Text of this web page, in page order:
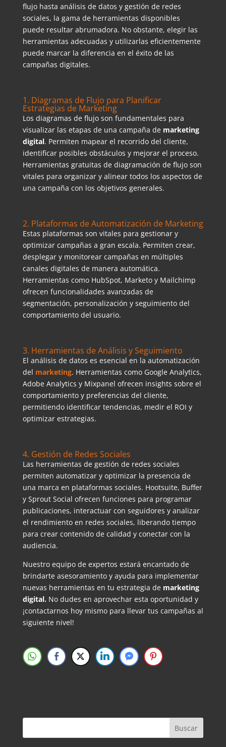
flujo hasta análisis de datos y gestión de redes
sociales, la gama de herramientas disponibles
puede resultar abrumadora. No obstante, elegir las
herramientas adecuadas y utilizarlas eficientemente
puede marcar la diferencia en el éxito de las
campañas digitales.
1. Diagramas de Flujo para Planificar
Estrategias de Marketing
Los diagramas de flujo son fundamentales para
visualizar las etapas de una campaña de marketing
digital. Permiten mapear el recorrido del cliente,
identificar posibles obstáculos y mejorar el proceso.
Herramientas gratuitas de diagramación de flujo son
vitales para organizar y alinear todos los aspectos de
una campaña con los objetivos generales.
2. Plataformas de Automatización de Marketing
Estas plataformas son vitales para gestionar y
optimizar campañas a gran escala. Permiten crear,
desplegar y monitorear campañas en múltiples
canales digitales de manera automática.
Herramientas como HubSpot, Marketo y Mailchimp
ofrecen funcionalidades avanzadas de
segmentación, personalización y seguimiento del
comportamiento del usuario.
3. Herramientas de Análisis y Seguimiento
El análisis de datos es esencial en la automatización
del marketing. Herramientas como Google Analytics,
Adobe Analytics y Mixpanel ofrecen insights sobre el
comportamiento y preferencias del cliente,
permitiendo identificar tendencias, medir el ROI y
optimizar estrategias.
4. Gestión de Redes Sociales
Las herramientas de gestión de redes sociales
permiten automatizar y optimizar la presencia de
una marca en plataformas sociales. Hootsuite, Buffer
y Sprout Social ofrecen funciones para programar
publicaciones, interactuar con seguidores y analizar
el rendimiento en redes sociales, liberando tiempo
para crear contenido de calidad y conectar con la
audiencia.
Nuestro equipo de expertos estará encantado de
brindarte asesoramiento y ayuda para implementar
nuevas herramientas en tu estrategia de marketing
digital. No dudes en aprovechar esta oportunidad y
¡contactarnos hoy mismo para llevar tus campañas al
siguiente nivel!